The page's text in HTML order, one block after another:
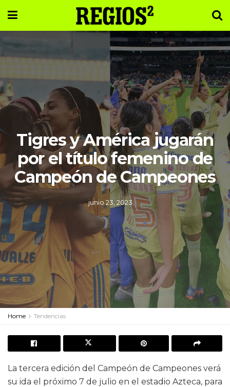
Tigres y América jugarán
por el título femenino de
Campeón de Campeones
junio 23, 2023
Home Tendencias
La tercera edición del Campeón de Campeones verá
su ida el próximo 7 de julio en el estadio Azteca, para